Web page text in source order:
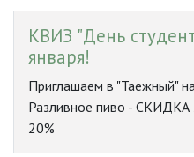
КВИЗ "День
января!
Приглашаем в "Таежный"
Разливное пиво -
20%